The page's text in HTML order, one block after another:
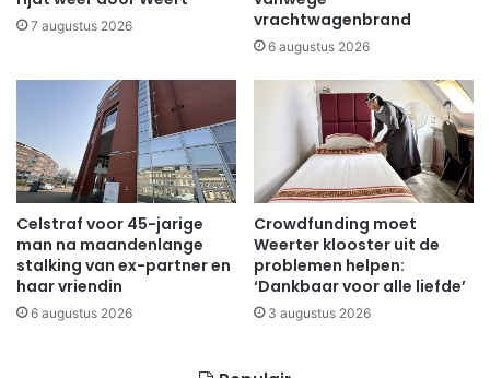
7 augustus 2026
vrachtwagenbrand
6 augustus 2026
Celstraf voor 45-jarige
man na maandenlange
stalking van ex-partner en
haar vriendin
6 augustus 2026
Crowdfunding moet
Weerter klooster uit de
problemen helpen:
‘Dankbaar voor alle liefde’
3 augustus 2026